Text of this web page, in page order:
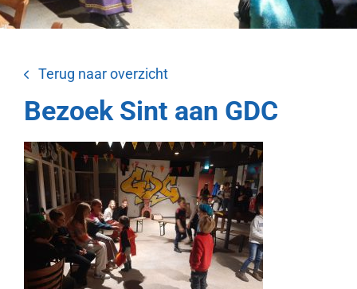
Terug naar overzicht
Bezoek Sint aan GDC